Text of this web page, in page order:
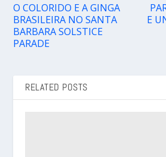
O COLORIDO E A GINGA
BRASILEIRA NO SANTA
BARBARA SOLSTICE
PARADE
E
RELATED POSTS